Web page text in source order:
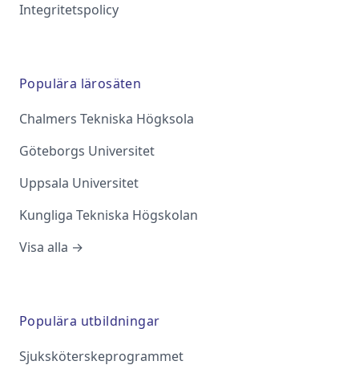
Integritetspolicy
Populära lärosäten
Chalmers Tekniska Högksola
Göteborgs Universitet
Uppsala Universitet
Kungliga Tekniska Högskolan
Visa alla →
Populära utbildningar
Sjuksköterskeprogrammet